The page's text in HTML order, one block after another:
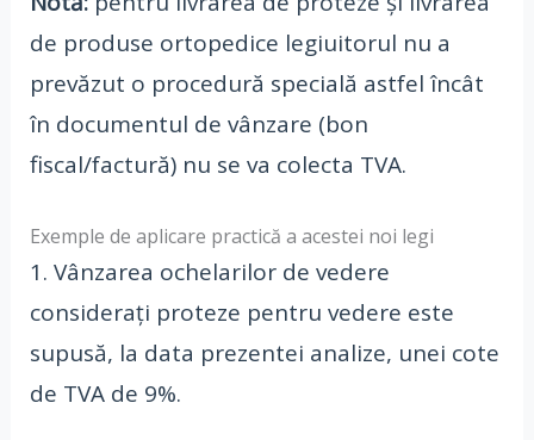
de produse ortopedice legiuitorul nu a
prevăzut o procedură specială astfel încât
în documentul de vânzare (bon
fiscal/factură) nu se va colecta TVA.
Exemple de aplicare practică a acestei noi legi
1. Vânzarea ochelarilor de vedere
considerați proteze pentru vedere este
supusă, la data prezentei analize, unei cote
de TVA de 9%.